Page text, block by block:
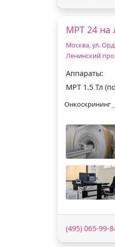
МРТ 24 на
Москва, ул.
Ленинский
Аппараты:
МРТ 1.5 Тл
Онкоскрининг
(495) 065-99-